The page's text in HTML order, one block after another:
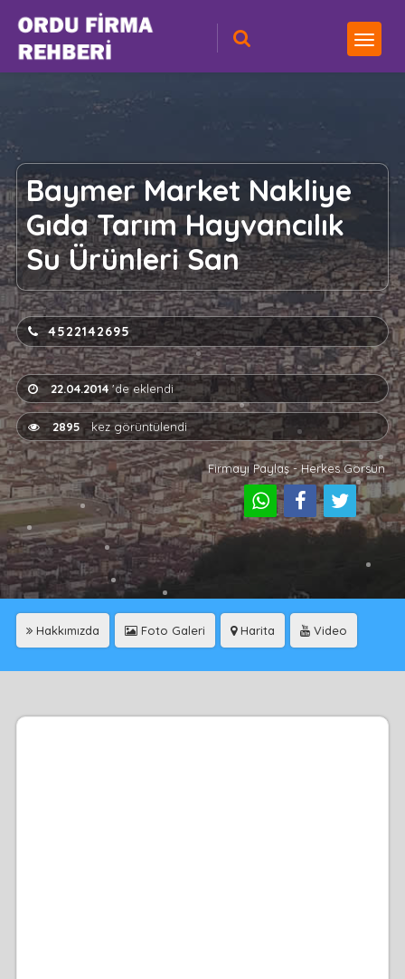
Baymer Market Nakliye
Gıda Tarım Hayvancılık
Su Ürünleri San
4522142695
22.04.2014'de eklendi
2895 kez görüntülendi
Firmayı Paylaş - Herkes Görsün
Hakkımızda Foto Galeri Harita Video